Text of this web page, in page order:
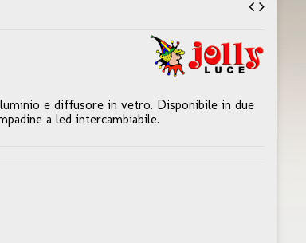
e diffusore in vetro. Disponibile in due
a led intercambiabile.